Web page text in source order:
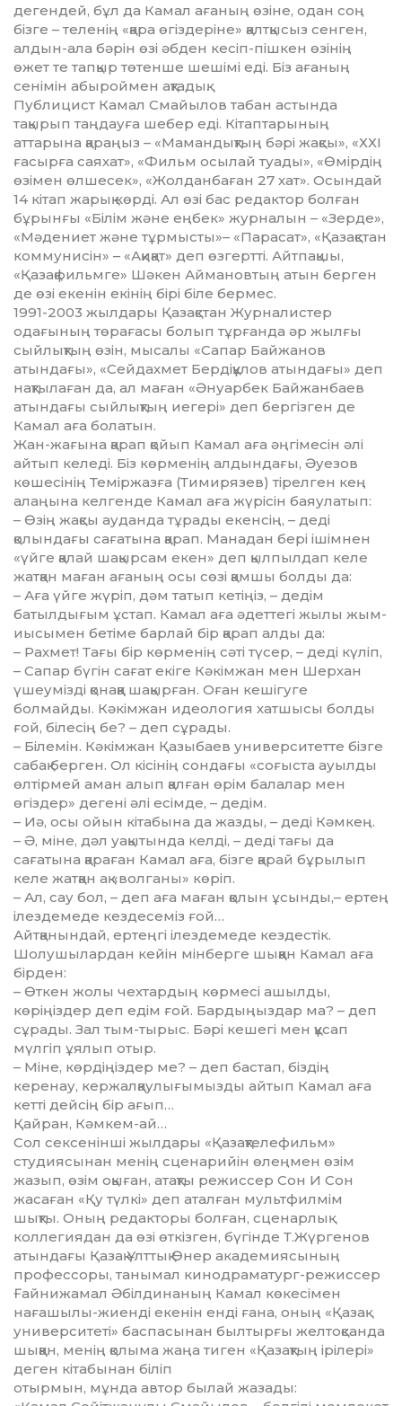
дегендей, бұл да Камал ағаның өзіне, одан соң
бізге – теленің «қара өгіздеріне» қалтқысыз сенген,
алдын-ала бә­рін өзі әбден кесіп-пішкен өзінің
өжет те тапқыр төтенше шешімі еді. Біз ағаның
сенімін абыроймен ақтадық.
Публицист Камал Смайылов табан астында
тақырып таңдауға шебер еді. Кітаптарының
аттарына қараңыз – «Мамандықтың бәрі жақсы», «ХХІ
ғасырға саяхат», «Фильм осылай туады», «Өмірдің
өзімен өлшесек», «Жолданбаған 27 хат». Осындай
14 кітап жарық көрді. Ал өзі бас редактор болған
бұрынғы «Білім және еңбек» журналын – «Зерде»,
«Мәдениет және тұрмысты»– «Парасат», «Қазақ­стан
коммунисін» – «Ақи­қат» деп өзгертті. Айтпақшы,
«Қазақ­­фильмге» Шәкен Айманов­тың атын берген
де өзі екенін екі­нің бірі біле бермес.
1991-2003 жылдары Қазақстан Журналистер
одағының төрағасы болып тұрғанда әр жылғы
сый­лық­тың өзін, мысалы «Сапар Бай­жа­нов
атындағы», «Сейдахмет Бер­діқұлов атындағы» деп
нақ­ты­лаған да, ал маған «Әнуарбек Бай­жанбаев
атындағы сыйлықтың иегері» деп бергізген де
Камал аға болатын.
Жан-жағына қарап қойып Ка­мал аға әңгімесін әлі
айтып келеді. Біз көрменің алдындағы, Әуезов
көшесінің Теміржазға (Тимирязев) тірелген кең
алаңына келгенде Камал аға жүрісін баяулатып:
– Өзің жақсы ауданда тұрады екенсің, – деді
қолындағы саға­тына қарап. Манадан бері ішімнен
«үйге қалай шақырсам екен» деп қылпылдап келе
жатқан маған аға­ның осы сөзі қамшы болды да:
– Аға үйге жүріп, дәм татып кетіңіз, – дедім
батылдығым ұс­тап. Камал аға әдеттегі жылы жы­м­
иысымен бетіме барлай бір қарап алды да:
– Рахмет! Тағы бір көрменің сәті түсер, – деді күліп,
– Сапар бүгін сағат екіге Кәкімжан мен Шер­хан
үшеумізді қонаққа ша­қыр­ған. Оған кешігуге
болмайды. Кәкімжан идеология хатшысы бол­ды
ғой, білесің бе? – деп сұрады.
– Білемін. Кәкімжан Қазы­баев университетте бізге
сабақ берген. Ол кісінің сондағы «соғыс­та ауылды
өлтірмей аман алып қалған өрім балалар мен
өгіздер» дегені әлі есімде, – дедім.
– Иә, осы ойын кітабына да жазды, – деді Кәмкең.
– Ә, міне, дәл уақытында кел­ді, – деді тағы да
сағатына қараған Камал аға, бізге қарай бұрылып
келе жатқан ақ «волганы» көріп.
– Ал, сау бол, – деп аға маған қолын ұсынды,– ертең
ілездемеде кездесеміз ғой…
Айтқанындай, ертеңгі ілез­деме­де кездестік.
Шолушылардан кейін мінберге шыққан Камал аға
бірден:
– Өткен жолы чехтардың көр­месі ашылды,
көріңіздер деп едім ғой. Бардыңыздар ма? – деп
сұ­рады. Зал тым-тырыс. Бәрі кешегі мен құсап
мүлгіп ұялып отыр.
– Міне, көрдіңіздер ме? – деп бастап, біздің
керенау, кержал­қаулығымызды айтып Камал аға
кетті дейсің бір ағып…
Қайран, Кәмкем-ай…
Сол сексенінші жылдары «Қазақ­телефильм»
студиясынан менің сценарийін өлеңмен өзім
жазып, өзім оқыған, атақты режиссер Сон И Сон
жасаған «Қу түлкі» деп аталған мультфилмім
шықты. Оның редакторы болған, сценарлық
коллегиядан да өзі өткізген, бүгінде Т.Жүргенов
атындағы Қазақ Ұлттық Өнер ака­демиясының
профессоры, танымал кинодраматург-режис­сер
Ғайнижамал Әбілдинаның Камал көкесімен
нағашылы-жиенді еке­нін енді ғана, оның «Қазақ
уни­вер­ситеті» баспасынан былтырғы желтоқсанда
шыққан, менің қолыма жаңа тиген «Қазақтың ірілері»
деген кітабынан біліп
отырмын, мұнда автор былай жазады: